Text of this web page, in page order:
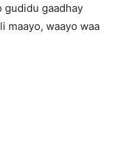
gudidu gaadhay
maayo, waayo waa